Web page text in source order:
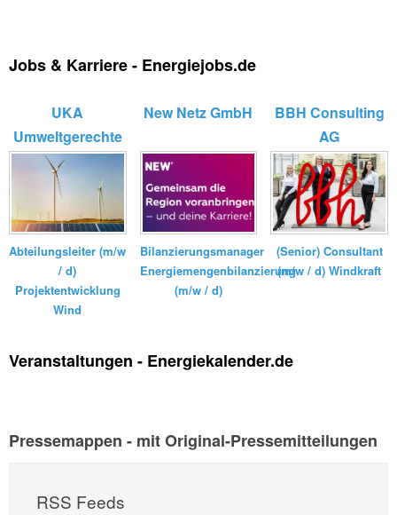
Jobs & Karriere - Energiejobs.de
UKA
Umweltgerechte
Kraftanlagen
GmbH ...
Abteilungsleiter (m/w
/ d)
Projektentwicklung
Wind
New Netz GmbH
Bilanzierungsmanager
Energiemengenbilanzierung
(m/w / d)
BBH Consulting
AG
(Senior) Consultant
(m/w / d) Windkraft
Veranstaltungen - Energiekalender.de
Pressemappen - mit Original-Pressemitteilungen
RSS Feeds